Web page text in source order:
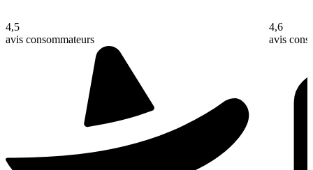
4,5
avis consommateurs
4,6
avis